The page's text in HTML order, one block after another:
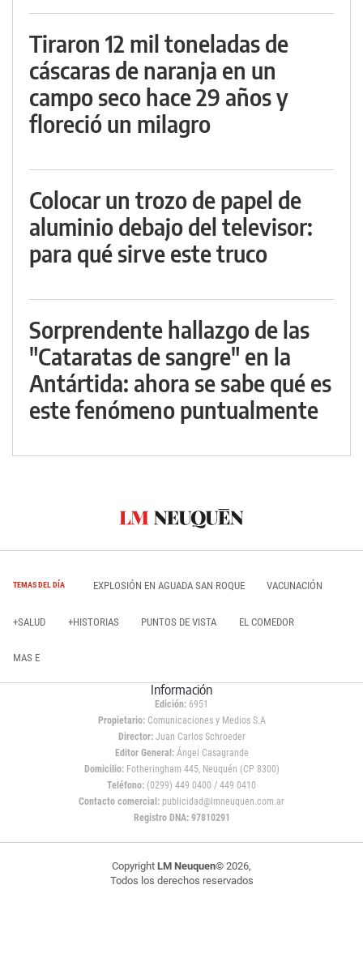
Tiraron 12 mil toneladas de
cáscaras de naranja en un
campo seco hace 29 años y
floreció un milagro
Colocar un trozo de papel de
aluminio debajo del televisor:
para qué sirve este truco
Sorprendente hallazgo de las
"Cataratas de sangre" en la
Antártida: ahora se sabe qué es
este fenómeno puntualmente
TEMAS DEL DÍA EXPLOSIÓN EN AGUADA SAN ROQUE VACUNACIÓN
+SALUD +HISTORIAS PUNTOS DE VISTA EL COMEDOR
MAS E
Información
Edición: 6951
Propietario:Comunicaciones y Medios S.A
Director: Juan Carlos Schroeder
Editor General:Ángel Casagrande
Domicilio:Fotheringham 445, Neuquén (CP 8300)
Teléfono: (0299) 449 0400 / 449 0410
Contacto comercial: publicidad@lmneuquen.com.ar
Registro DNA: 97810291
Copyright LM Neuquen© 2026,
Todos los derechos reservados